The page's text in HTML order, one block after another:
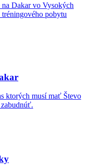
Dakar vo Vysokých
pobytu
ktorých musí mať Števo